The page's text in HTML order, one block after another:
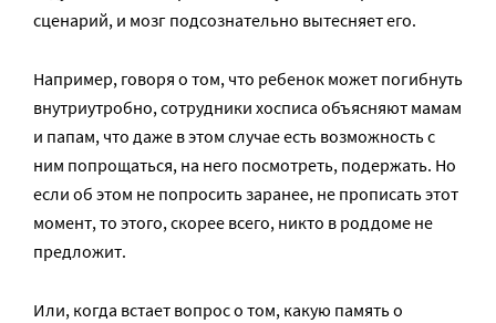
сценарий, и мозг подсознательно вытесняет его.
Например, говоря о том, что ребенок может погибнуть
внутриутробно, сотрудники хосписа объясняют мамам
и папам, что даже в этом случае есть возможность с
ним попрощаться, на него посмотреть, подержать. Но
если об этом не попросить заранее, не прописать этот
момент, то этого, скорее всего, никто в роддоме не
предложит.
Или, когда встает вопрос о том, какую память о